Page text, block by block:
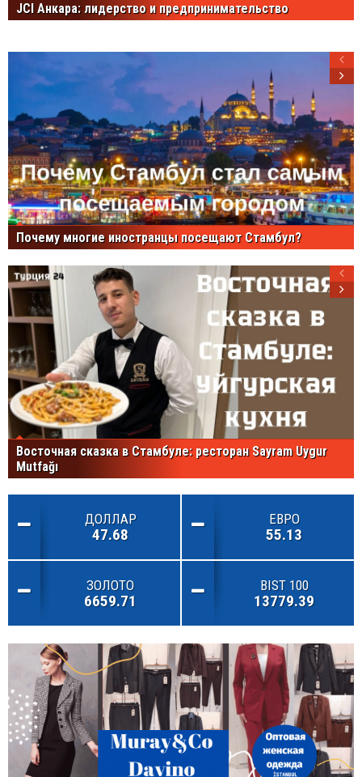
JCI Анкара: лидерство и предпринимательство
Почему многие иностранцы посещают Стамбул?
Восточная сказка в Стамбуле: ресторан Sayram Uygur
Mutfağı
ДОЛЛАР
47.68
ЕВРО
55.13
ЗОЛОТО
6659.71
BIST 100
13779.39